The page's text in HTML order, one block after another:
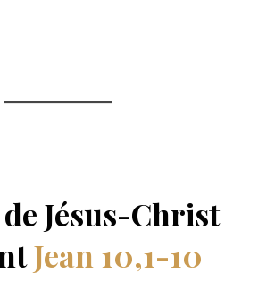
Jésus-Christ
Jean 10,1-10